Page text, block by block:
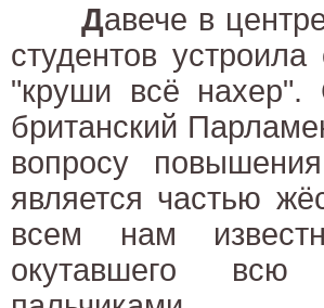
Давече в
студентов
"круши всё нахер".
британский
вопросу
является частью
всем нам
окутавшего